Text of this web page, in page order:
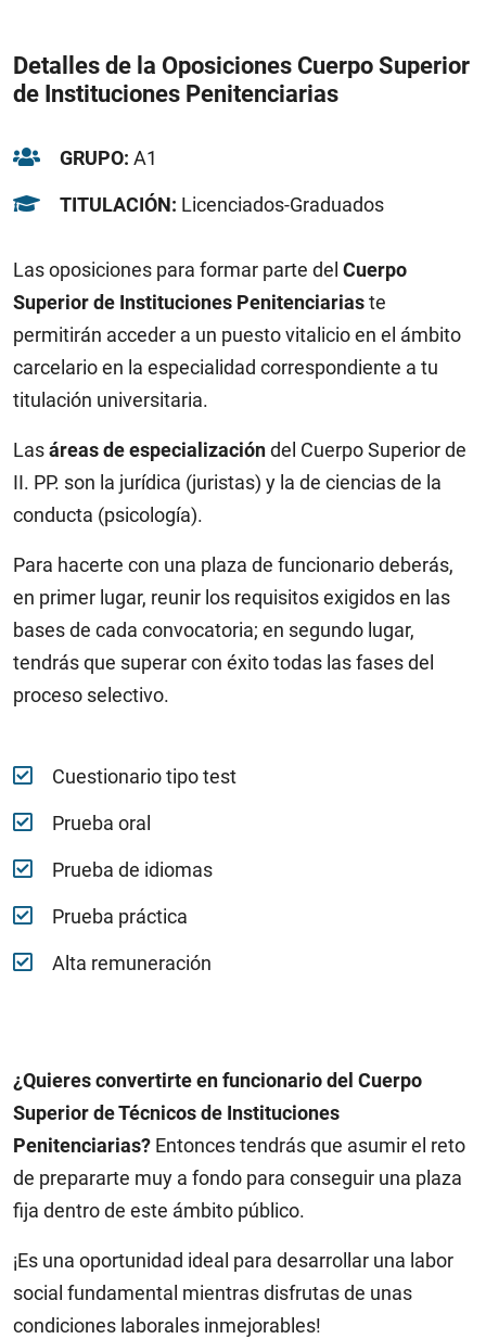
Detalles de la Oposiciones Cuerpo Superior
de Instituciones Penitenciarias
GRUPO: A1
TITULACIÓN: Licenciados-Graduados
Las oposiciones para formar parte del Cuerpo
Superior de Instituciones Penitenciariaste
permitirán acceder a un puesto vitalicio en el ámbito
carcelario en la especialidad correspondiente a tu
titulación universitaria.
Lasáreas de especializacióndel Cuerpo Superior de
II. PP. son la jurídica (juristas) y la de ciencias de la
conducta (psicología).
Para hacerte con una plaza de funcionario deberás,
en primer lugar, reunir los requisitos exigidos en las
bases de cada convocatoria; en segundo lugar,
tendrás que superar con éxito todas las fases del
proceso selectivo.
Cuestionario tipo test
Prueba oral
Prueba de idiomas
Prueba práctica
Alta remuneración
¿Quieres convertirte en funcionario del Cuerpo
Superior de Técnicos de Instituciones
Penitenciarias? Entonces tendrás que asumir el reto
de prepararte muy a fondo para conseguir una plaza
fija dentro de este ámbito público.
¡Es una oportunidad ideal para desarrollar una labor
social fundamental mientras disfrutas de unas
condiciones laborales inmejorables!